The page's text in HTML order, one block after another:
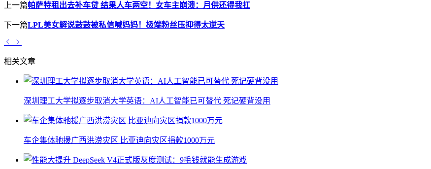
上一篇帕萨特租出去补车贷 结果人车两空！女车主崩溃：月供还得我扛
下一篇LPL美女解说鼓鼓被私信喊妈妈！极端粉丝压抑得太逆天
相关文章
深圳理工大学拟逐步取消大学英语：AI人工智能已可替代 死记硬背没用
车企集体驰援广西洪涝灾区 比亚迪向灾区捐款1000万元